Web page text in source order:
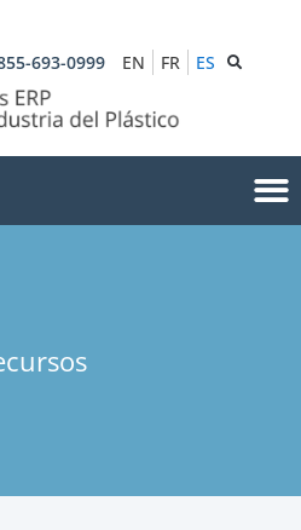
693-0999 EN FR ES